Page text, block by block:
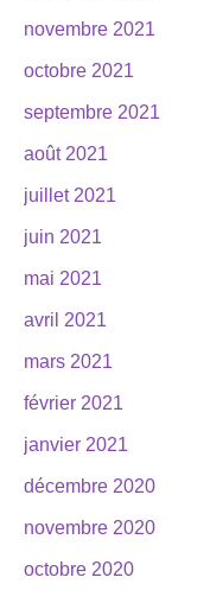
novembre 2021
octobre 2021
septembre 2021
août 2021
juillet 2021
juin 2021
mai 2021
avril 2021
mars 2021
février 2021
janvier 2021
décembre 2020
novembre 2020
octobre 2020